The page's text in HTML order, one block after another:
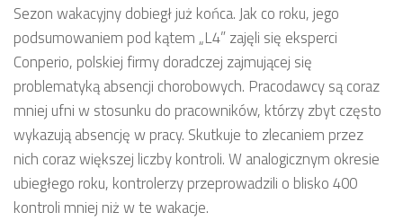
Sezon wakacyjny dobiegł już końca. Jak co roku, jego
podsumowaniem pod kątem „L4” zajęli się eksperci
Conperio, polskiej firmy doradczej zajmującej się
problematyką absencji chorobowych. Pracodawcy są coraz
mniej ufni w stosunku do pracowników, którzy zbyt często
wykazują absencję w pracy. Skutkuje to zlecaniem przez
nich coraz większej liczby kontroli. W analogicznym okresie
ubiegłego roku, kontrolerzy przeprowadzili o blisko 400
kontroli mniej niż w te wakacje.